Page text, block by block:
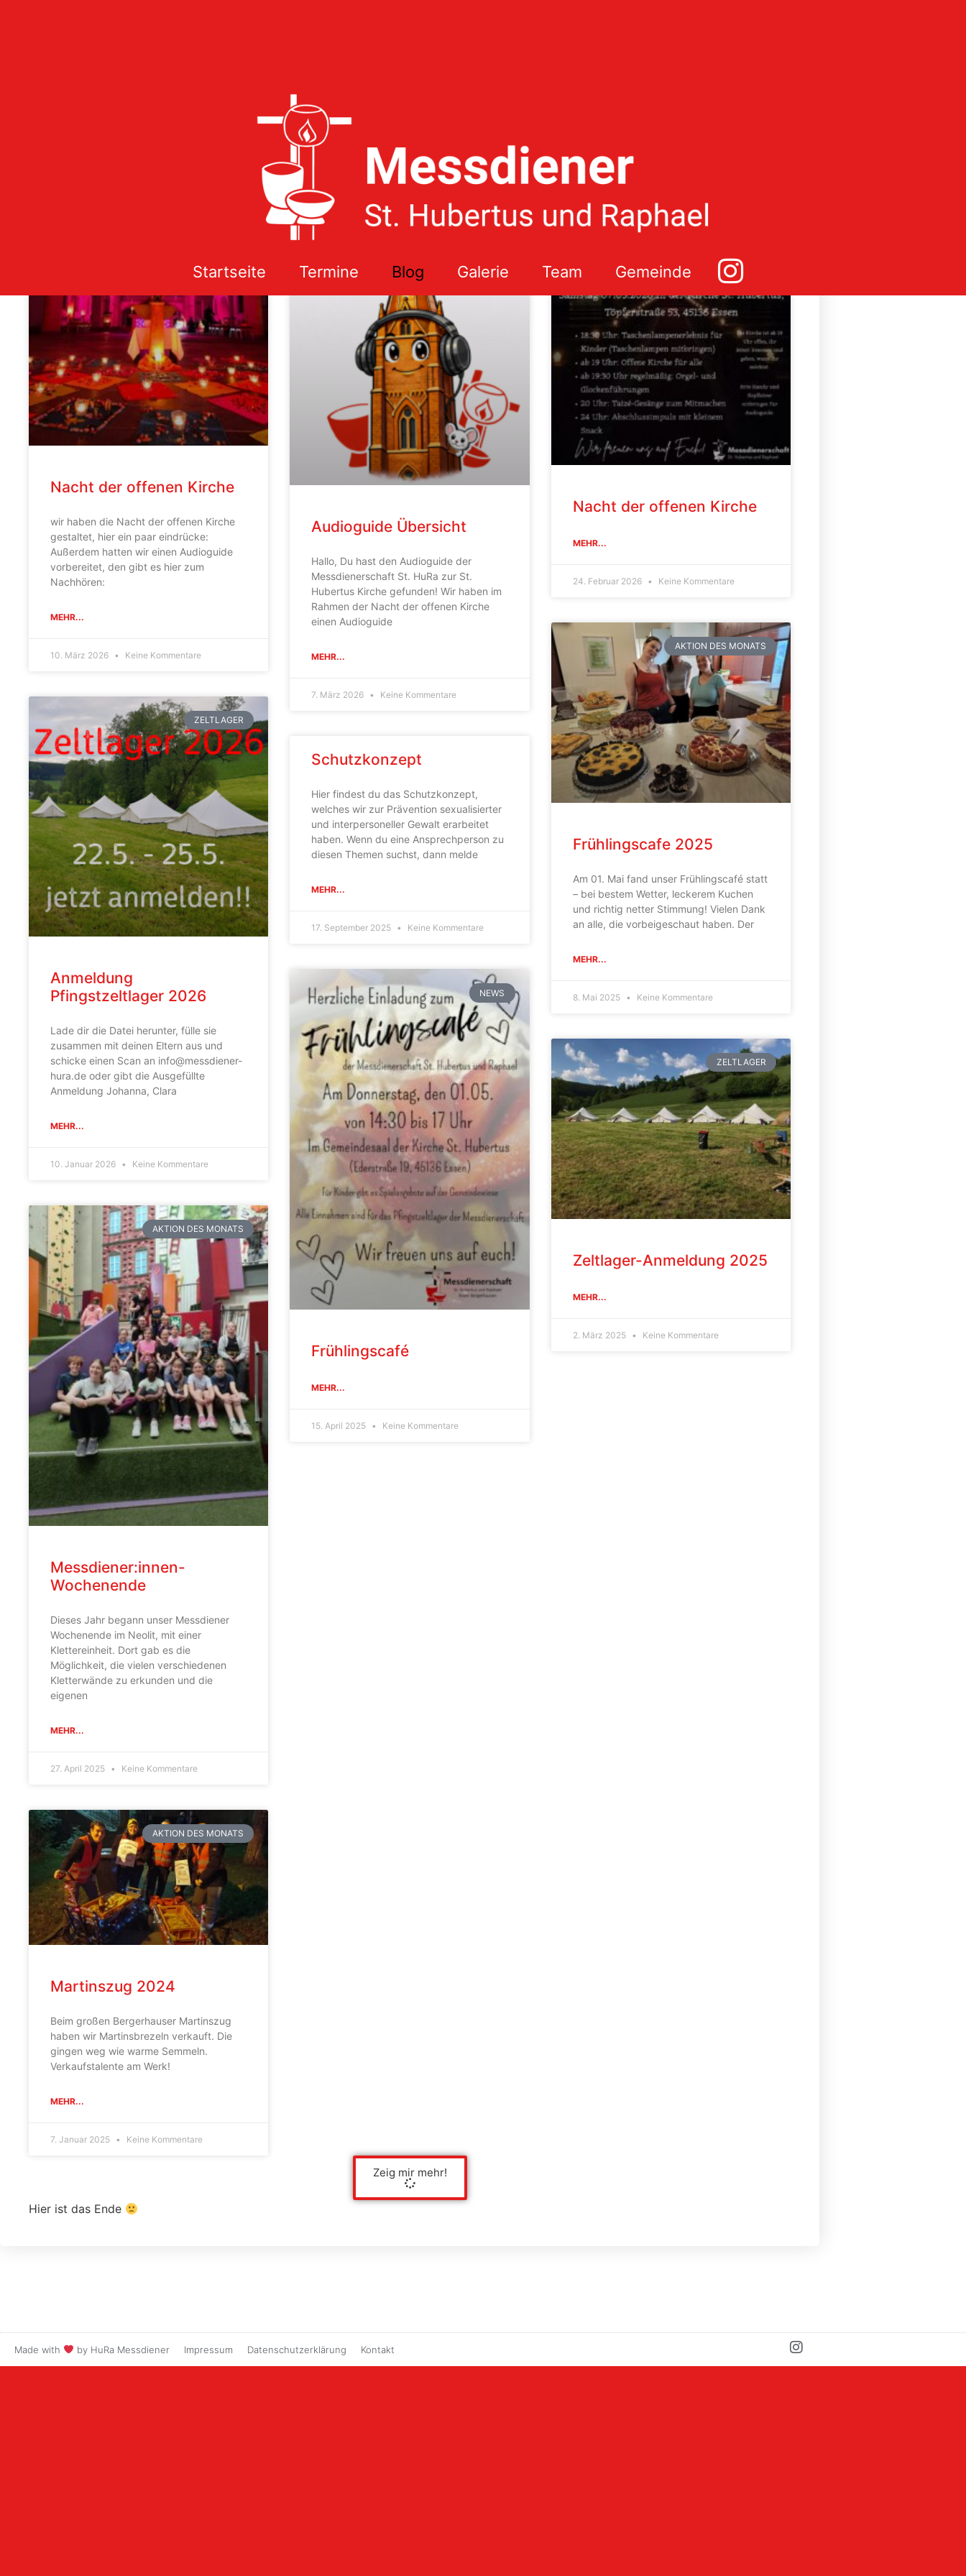
Startseite Termine Blog Galerie Team Gemeinde
Nacht der offenen Kirche
wir haben die Nacht der offenen Kirche
gestaltet, hier ein paar eindrücke:
Außerdem hatten wir einen Audioguide
vorbereitet, den gibt es hier zum
Nachhören:
MEHR...
10. März 2026 Keine Kommentare
Audioguide Übersicht
Hallo, Du hast den Audioguide der
Messdienerschaft St. HuRa zur St.
Hubertus Kirche gefunden! Wir haben im
Rahmen der Nacht der offenen Kirche
einen Audioguide
MEHR...
7. März 2026 Keine Kommentare
Nacht der offenen Kirche
MEHR...
24. Februar 2026 Keine Kommentare
ZELTLAGER
Anmeldung
Pfingstzeltlager 2026
Lade dir die Datei herunter, fülle sie
zusammen mit deinen Eltern aus und
schicke einen Scan an info@messdiener-
hura.de oder gibt die Ausgefüllte
Anmeldung Johanna, Clara
MEHR...
10. Januar 2026 Keine Kommentare
Schutzkonzept
Hier findest du das Schutzkonzept,
welches wir zur Prävention sexualisierter
und interpersoneller Gewalt erarbeitet
haben. Wenn du eine Ansprechperson zu
diesen Themen suchst, dann melde
MEHR...
17. September 2025 Keine Kommentare
AKTION DES MONATS
Frühlingscafe 2025
Am 01. Mai fand unser Frühlingscafé statt
– bei bestem Wetter, leckerem Kuchen
und richtig netter Stimmung! Vielen Dank
an alle, die vorbeigeschaut haben. Der
MEHR...
8. Mai 2025 Keine Kommentare
AKTION DES MONATS
Messdiener:innen-
Wochenende
Dieses Jahr begann unser Messdiener
Wochenende im Neolit, mit einer
Klettereinheit. Dort gab es die
Möglichkeit, die vielen verschiedenen
Kletterwände zu erkunden und die
eigenen
MEHR...
27. April 2025 Keine Kommentare
NEWS
Frühlingscafé
MEHR...
15. April 2025 Keine Kommentare
ZELTLAGER
Zeltlager-Anmeldung 2025
MEHR...
2. März 2025 Keine Kommentare
AKTION DES MONATS
Martinszug 2024
Beim großen Bergerhauser Martinszug
haben wir Martinsbrezeln verkauft. Die
gingen weg wie warme Semmeln.
Verkaufstalente am Werk!
MEHR...
7. Januar 2025 Keine Kommentare
Zeig mir mehr!
Hier ist das Ende
Made with by HuRa Messdiener Impressum Datenschutzerklärung Kontakt